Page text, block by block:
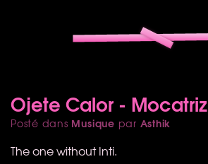
Ojete Calor - Mocatriz
Posté dans Musique par Asthik
The one without Inti.